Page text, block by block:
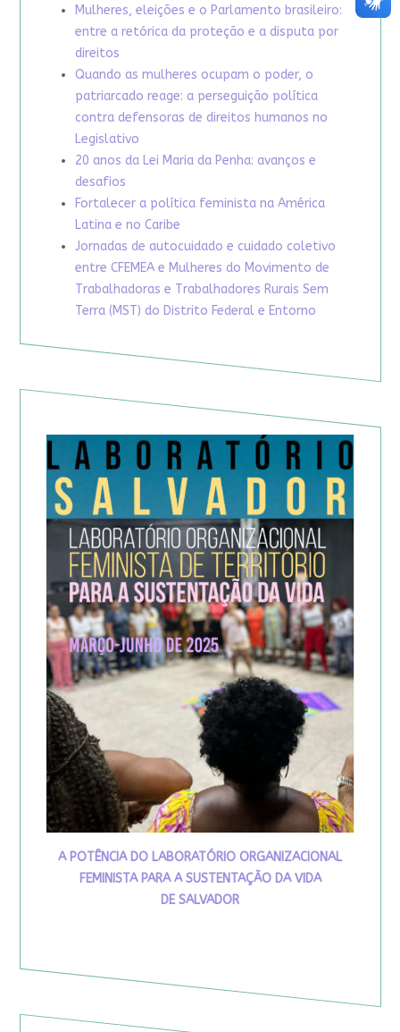
Mulheres, eleições e o Parlamento brasileiro:
entre a retórica da proteção e a disputa por
direitos
Quando as mulheres ocupam o poder, o
patriarcado reage: a perseguição política
contra defensoras de direitos humanos no
Legislativo
20 anos da Lei Maria da Penha: avanços e
desafios
Fortalecer a política feminista na América
Latina e no Caribe
Jornadas de autocuidado e cuidado coletivo
entre CFEMEA e Mulheres do Movimento de
Trabalhadoras e Trabalhadores Rurais Sem
Terra (MST) do Distrito Federal e Entorno
A POTÊNCIA DO LABORATÓRIO ORGANIZACIONAL
FEMINISTA PARA A SUSTENTAÇÃO DA VIDA
DE SALVADOR